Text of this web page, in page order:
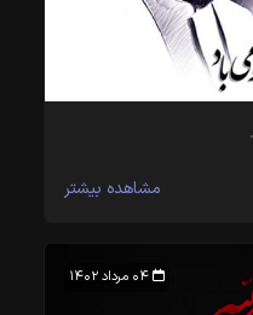
مشاهده بیشتر
۰۴ مرداد ۱۴۰۲